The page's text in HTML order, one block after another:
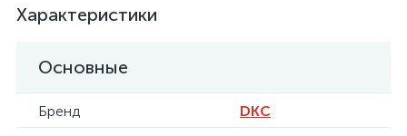
Характеристики
Основные
Бренд
DKC